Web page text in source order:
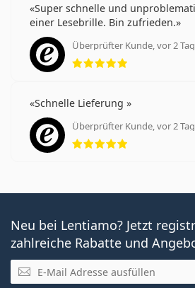
Super schnelle und
einer Lesebrille. Bin zufrieden.
Überprüfter Kunde, vor 2
Bewertung 5
Schnelle Lieferung
Überprüfter Kunde, vor 2
Bewertung 5
Neu bei Lentiamo? Jetzt
zahlreiche Rabatte und
E-Mail